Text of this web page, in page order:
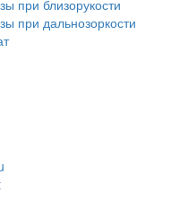
при близорукости
при дальнозоркости